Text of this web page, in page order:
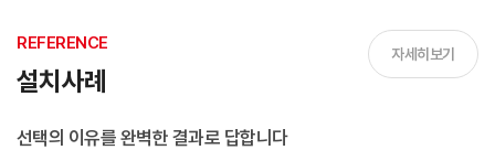
REFERENCE
설치사례
선택의 이유를 완벽한 결과로 답합니다
자세히보기